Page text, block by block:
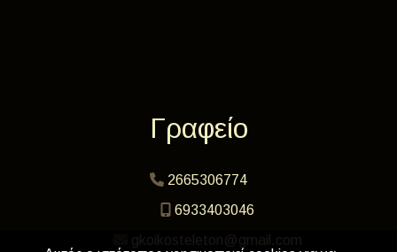
Γραφείο
2665306774
6933403046
gkoikosteleton@gmail.com